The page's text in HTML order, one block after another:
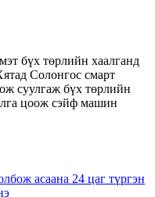
бүх төрлийн хаалганд
Солонгос смарт
суулгаж бүх төрлийн
цоож сэйф машин